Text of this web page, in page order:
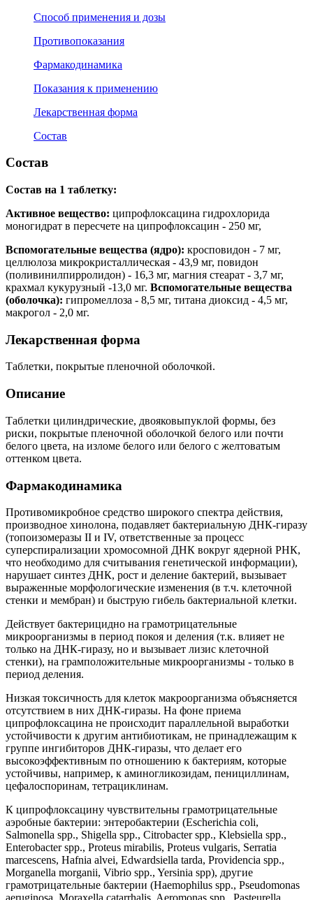
Способ применения и дозы
Противопоказания
Фармакодинамика
Показания к применению
Лекарственная форма
Состав
Состав
Состав на 1 таблетку:
Активное вещество: ципрофлоксацина гидрохлорида
моногидрат в пересчете на ципрофлоксацин - 250 мг,
Вспомогательные вещества (ядро): кросповидон - 7 мг,
целлюлоза микрокристаллическая - 43,9 мг, повидон
(поливинилпирролидон) - 16,3 мг, магния стеарат - 3,7 мг,
крахмал кукурузный -13,0 мг. Вспомогательные вещества
(оболочка): гипромеллоза - 8,5 мг, титана диоксид - 4,5 мг,
макрогол - 2,0 мг.
Лекарственная форма
Таблетки, покрытые пленочной оболочкой.
Описание
Таблетки цилиндрические, двояковыпуклой формы, без
риски, покрытые пленочной оболочкой белого или почти
белого цвета, на изломе белого или белого с желтоватым
оттенком цвета.
Фармакодинамика
Противомикробное средство широкого спектра действия,
производное хинолона, подавляет бактериальную ДНК-гиразу
(топоизомеразы II и IV, ответственные за процесс
суперспирализации хромосомной ДНК вокруг ядерной РНК,
что необходимо для считывания генетической информации),
нарушает синтез ДНК, рост и деление бактерий, вызывает
выраженные морфологические изменения (в т.ч. клеточной
стенки и мембран) и быструю гибель бактериальной клетки.
Действует бактерицидно на грамотрицательные
микроорганизмы в период покоя и деления (т.к. влияет не
только на ДНК-гиразу, но и вызывает лизис клеточной
стенки), на грамположительные микроорганизмы - только в
период деления.
Низкая токсичность для клеток макроорганизма объясняется
отсутствием в них ДНК-гиразы. На фоне приема
ципрофлоксацина не происходит параллельной выработки
устойчивости к другим антибиотикам, не принадлежащим к
группе ингибиторов ДНК-гиразы, что делает его
высокоэффективным по отношению к бактериям, которые
устойчивы, например, к аминогликозидам, пенициллинам,
цефалоспоринам, тетрациклинам.
К ципрофлоксацину чувствительны грамотрицательные
аэробные бактерии: энтеробактерии (Escherichia coli,
Salmonella spp., Shigella spp., Citrobacter spp., Klebsiella spp.,
Enterobacter spp., Proteus mirabilis, Proteus vulgaris, Serratia
marcescens, Hafnia alvei, Edwardsiella tarda, Providencia spp.,
Morganella morganii, Vibrio spp., Yersinia spp), другие
грамотрицательные бактерии (Haemophilus spp., Pseudomonas